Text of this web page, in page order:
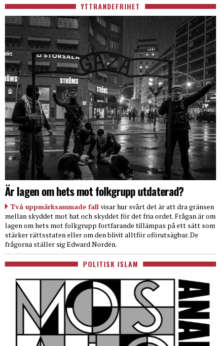
YTTRANDEFRIHET
Är lagen om hets mot folkgrupp utdaterad?
Två uppmärksammade fall visar hur svårt det är att dra gränsen
mellan skyddet mot hat och skyddet för det fria ordet. Frågan är om
lagen om hets mot folkgrupp fortfarande tillämpas på ett sätt som
stärker rättsstaten eller om den blivit alltför oförutsägbar. De
frågorna ställer sig Edward Nordén.
POLITISK ISLAM